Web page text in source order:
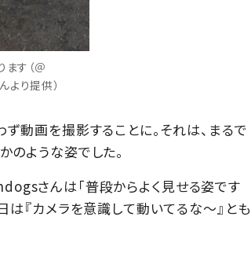
す（＠
り提供）
動画を撮影することに。それは、まるで
ような姿でした。
さんは「普段からよく見せる姿です
は『カメラを意識して動いてるな〜』とも